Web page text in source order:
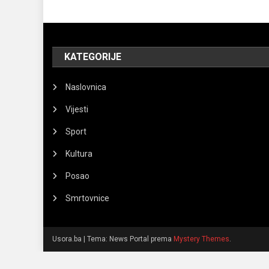
KATEGORIJE
Naslovnica
Vijesti
Sport
Kultura
Posao
Smrtovnice
Usora.ba Tema: News Portal prema Mystery Themes.